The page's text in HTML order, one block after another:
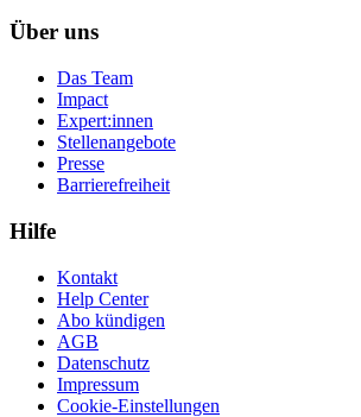
Über uns
Das Team
Impact
Expert:innen
Stellenangebote
Presse
Barrierefreiheit
Hilfe
Kontakt
Help Center
Abo kündigen
AGB
Datenschutz
Impressum
Cookie-Einstellungen